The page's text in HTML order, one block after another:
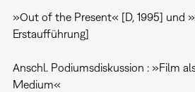
»Out of the Present« [D, 1995] und
Erstaufführung]
Anschl. Podiumsdiskussion : »Film
Medium«